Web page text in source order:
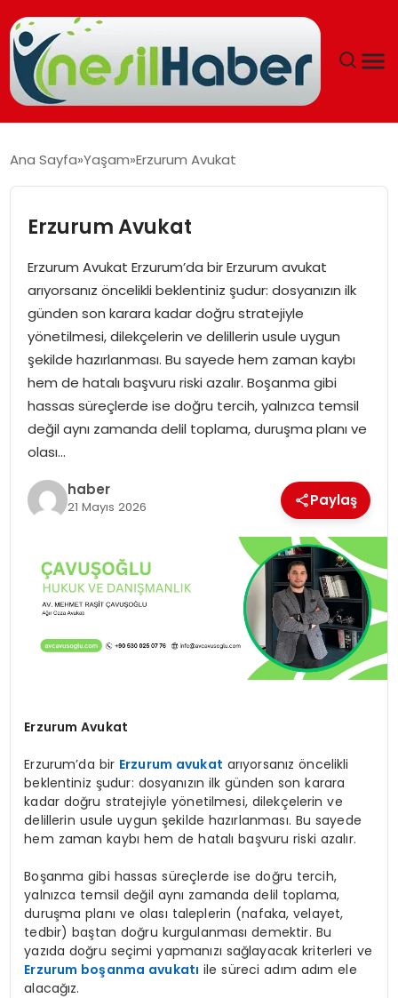
GÜNCEL
YAŞAM
SOSYAL HABER
SPOR
EKONOMI
TEKNOLOJI
Ana Sayfa Yaşam Erzurum Avukat
Erzurum Avukat
Erzurum Avukat Erzurum’da bir Erzurum avukat
arıyorsanız öncelikli beklentiniz şudur: dosyanızın ilk
günden son karara kadar doğru stratejiyle
yönetilmesi, dilekçelerin ve delillerin usule uygun
şekilde hazırlanması. Bu sayede hem zaman kaybı
hem de hatalı başvuru riski azalır. Boşanma gibi
hassas süreçlerde ise doğru tercih, yalnızca temsil
değil aynı zamanda delil toplama, duruşma planı ve
olası…
haber
21 Mayıs 2026 Paylaş
Erzurum Avukat
Erzurum’da bir Erzurum avukat arıyorsanız öncelikli
beklentiniz şudur: dosyanızın ilk günden son karara
kadar doğru stratejiyle yönetilmesi, dilekçelerin ve
delillerin usule uygun şekilde hazırlanması. Bu sayede
hem zaman kaybı hem de hatalı başvuru riski azalır.
Boşanma gibi hassas süreçlerde ise doğru tercih,
yalnızca temsil değil aynı zamanda delil toplama,
duruşma planı ve olası taleplerin (nafaka, velayet,
tedbir) baştan doğru kurgulanması demektir. Bu
yazıda doğru seçimi yapmanızı sağlayacak kriterleri ve
Erzurum boşanma avukatı ile süreci adım adım ele
alacağız.